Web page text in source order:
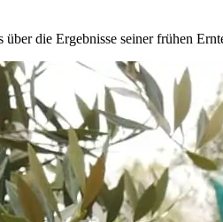
die Ergebnisse seiner frühen